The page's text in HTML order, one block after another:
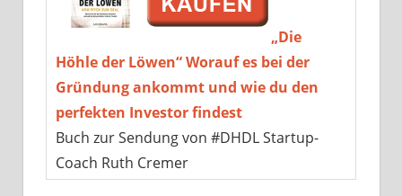
„Die
Höhle der Löwen“ Worauf es bei der
Gründung ankommt und wie du den
perfekten Investor findest
Buch zur Sendung von #DHDL Startup-
Coach Ruth Cremer